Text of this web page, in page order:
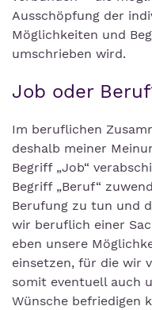
Ausschöpfung der
Möglichkeiten und
umschrieben wird.
Job oder
Im beruflichen
deshalb meiner
Begriff „Job“
Begriff „Beruf“
Berufung zu tun und
wir beruflich einer
eben unsere
einsetzen, für die wir
somit eventuell auch
Wünsche befriedigen